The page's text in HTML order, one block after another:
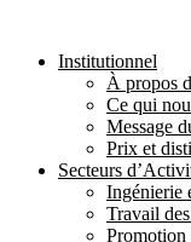
Institutionnel
À propos
Ce qui
Message
Prix et
Secteurs
Ingénierie
Travail